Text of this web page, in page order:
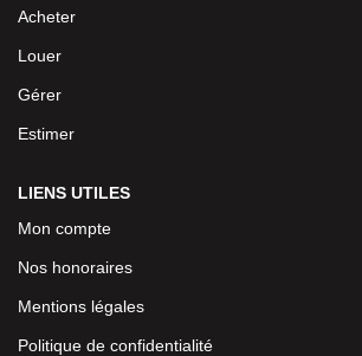
Acheter
Louer
Gérer
Estimer
LIENS UTILES
Mon compte
Nos honoraires
Mentions légales
Politique de confidentialité